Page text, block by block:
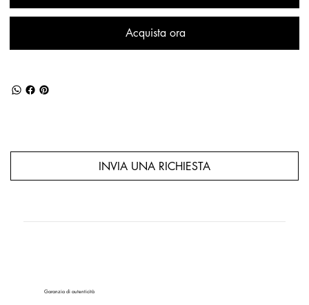
Acquista ora
INVIA UNA RICHIESTA
Garanzia di autenticità